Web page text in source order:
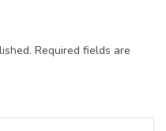
Required fields are